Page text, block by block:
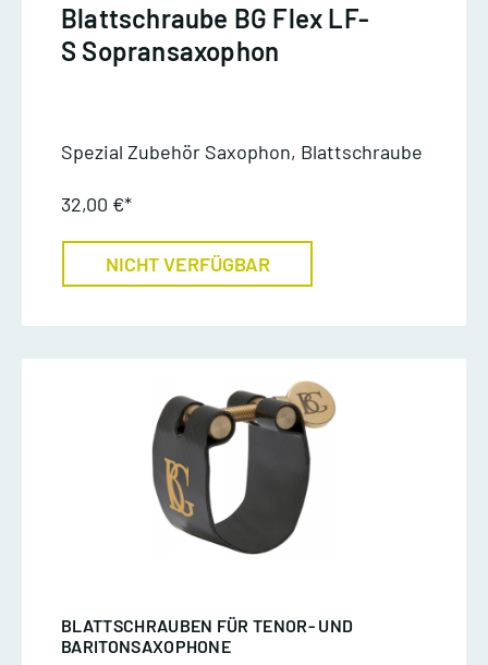
Blattschraube BG Flex LF-
S Sopransaxophon
Spezial Zubehör Saxophon, Blattschraube
32,00 €*
NICHT VERFÜGBAR
BLATTSCHRAUBEN FÜR TENOR- UND
BARITONSAXOPHONE